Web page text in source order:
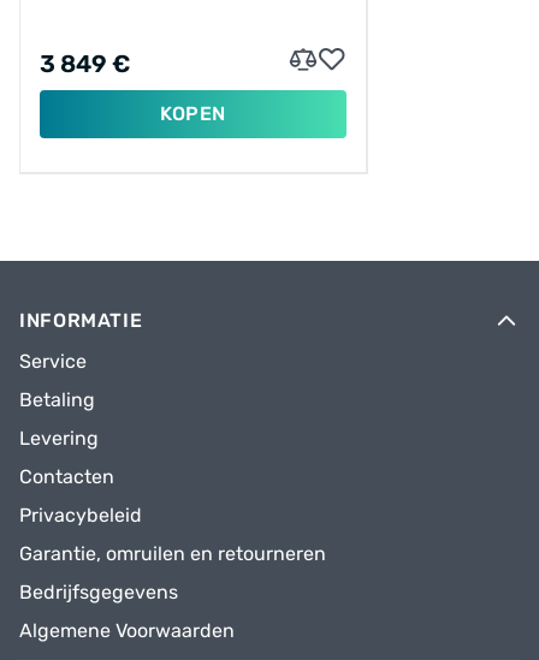
3 849 €
KOPEN
INFORMATIE
Service
Betaling
Levering
Contacten
Privacybeleid
Garantie, omruilen en retourneren
Bedrijfsgegevens
Algemene Voorwaarden